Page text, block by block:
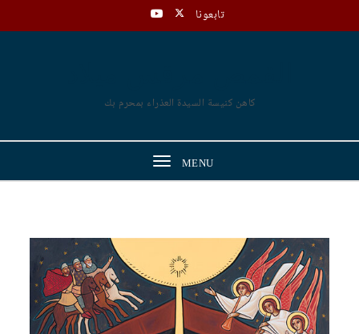
تابعونا
كاهن كنيسة السيدة العذراء بمحرم بك
MENU
Toggle